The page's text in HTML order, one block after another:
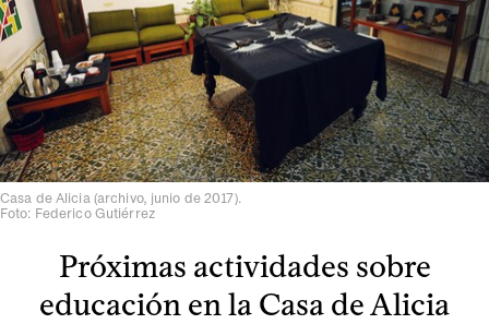
Casa de Alicia (archivo, junio de 2017).
Foto: Federico Gutiérrez
Próximas actividades sobre
educación en la Casa de Alicia